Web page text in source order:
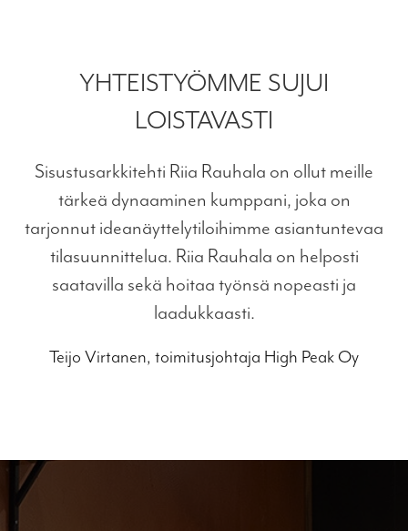
YHTEISTYÖMME SUJUI
LOISTAVASTI
Sisustusarkkitehti Riia Rauhala on ollut meille
tärkeä dynaaminen kumppani, joka on
tarjonnut ideanäyttelytiloihimme asiantuntevaa
tilasuunnittelua. Riia Rauhala on helposti
saatavilla sekä hoitaa työnsä nopeasti ja
laadukkaasti.
Teijo Virtanen, toimitusjohtaja High Peak Oy